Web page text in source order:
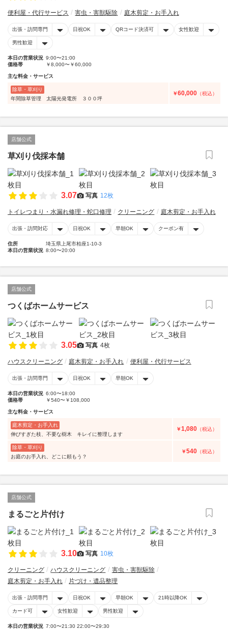
便利屋・代行サービス 害虫・害獣駆除 庭木剪定・お手入れ
出張・訪問専門 日祝OK QRコード決済可 女性歓迎
男性歓迎
本日の営業状況 9:00〜21:00
価格帯
￥8,000〜￥60,000
主な料金・サービス
除草・草刈り
年間除草管理 太陽光発電所 ３００坪
￥60,000 （税込）
店舗公式
草刈り伐採本舗
3.07 写真 12枚
トイレつまり・水漏れ修理・蛇口修理 クリーニング 庭木剪定・お手入れ
出張・訪問対応 日祝OK 早朝OK クーポン有
住所
埼玉県上尾市柏座1-10-3
本日の営業状況 8:00〜20:00
店舗公式
つくばホームサービス
3.05 写真 4枚
ハウスクリーニング 庭木剪定・お手入れ 便利屋・代行サービス
出張・訪問専門 日祝OK 早朝OK
本日の営業状況 6:00〜18:00
価格帯
￥540〜￥108,000
主な料金・サービス
庭木剪定・お手入れ
伸びすぎた枝、不要な樹木 キレイに整理します
￥1,080 （税込）
除草・草刈り
お庭のお手入れ、どこに頼もう？
￥540 （税込）
店舗公式
まるごと片付け
3.10 写真 10枚
クリーニング ハウスクリーニング
害虫・害獣駆除
庭木剪定・お手入れ
片づけ・遺品整理
出張・訪問専門 日祝OK 早朝OK 21時以降OK
カード可 女性歓迎 男性歓迎
本日の営業状況 7:00〜21:30 22:00〜29:30